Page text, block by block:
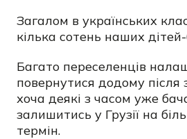
Загалом в українських
кілька сотень наших
Багато переселенців
повернутися додому після
хоча деякі з часом уже
залишитись у Грузії на
термін.